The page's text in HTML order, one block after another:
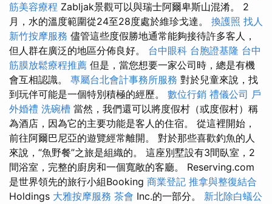
筋美容療程 Zabljak景觀可以與瑞士阿爾卑斯山混淆。 2
月，水的溫度範圍從24至28度處於維珍戈達。 換護照 找人
新竹按摩服務 儘管這些度假勝地通常能夠接待許多客人，
但人群在廣泛的地區分佈良好。 台中眼科 台胞證基隆 台中
筋膜放鬆療程推薦 但是，當您想要一家公司時，總是有機
會互相認識。 專屬台北會計事務所服務 對於兒童來說，找
到玩伴可能是一個特別積極的經歷。 數位行銷 禮儀公司 戶
外婚禮 洗碗槽 當然，我們還可以將度假村（或度假村）稱
為酒店，因為它的主要功能是客人的住宿。 從這裡開始，
前往阿爾巴尼亞的遊覽經常離開。 對於那些喜歡釣魚的人
來說，“魚野餐”之旅是組織的。 這座別墅設有3間臥室，2
間浴室，完整的廚房和一個寬敞的客廳。 Reserving.com
是世界領先的旅行小組Booking 商業登記 推拿與整復結合
Holdings 大雅按摩服務 茶會 Inc.的一部分。 新北除白蟻公